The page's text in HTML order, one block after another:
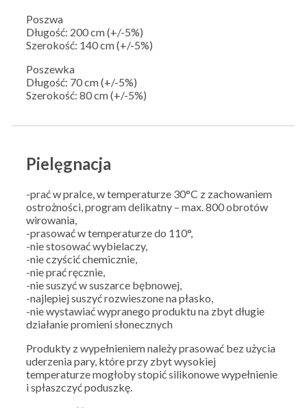
Poszwa
Długość: 200 cm (+/-5%)
Szerokość: 140 cm (+/-5%)
Poszewka
Długość: 70 cm (+/-5%)
Szerokość: 80 cm (+/-5%)
Pielęgnacja
-prać w pralce, w temperaturze 30°C z zachowaniem
ostrożności, program delikatny – max. 800 obrotów
wirowania,
-prasować w temperaturze do 110°,
-nie stosować wybielaczy,
-nie czyścić chemicznie,
-nie prać ręcznie,
-nie suszyć w suszarce bębnowej,
-najlepiej suszyć rozwieszone na płasko,
-nie wystawiać wypranego produktu na zbyt długie
działanie promieni słonecznych
Produkty z wypełnieniem należy prasować bez użycia
uderzenia pary, które przy zbyt wysokiej
temperaturze mogłoby stopić silikonowe wypełnienie
i spłaszczyć poduszkę.